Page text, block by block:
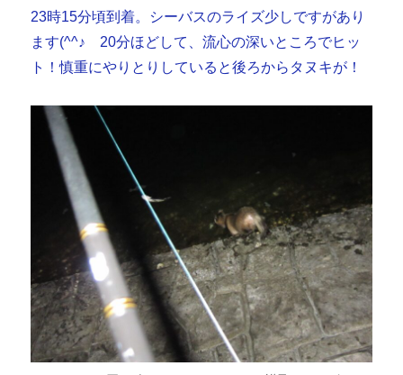
23時15分頃到着。シーバスのライズ少しですがあり
ます(^^♪ 20分ほどして、流心の深いところでヒッ
ト！慎重にやりとりしていると後ろからタヌキが！